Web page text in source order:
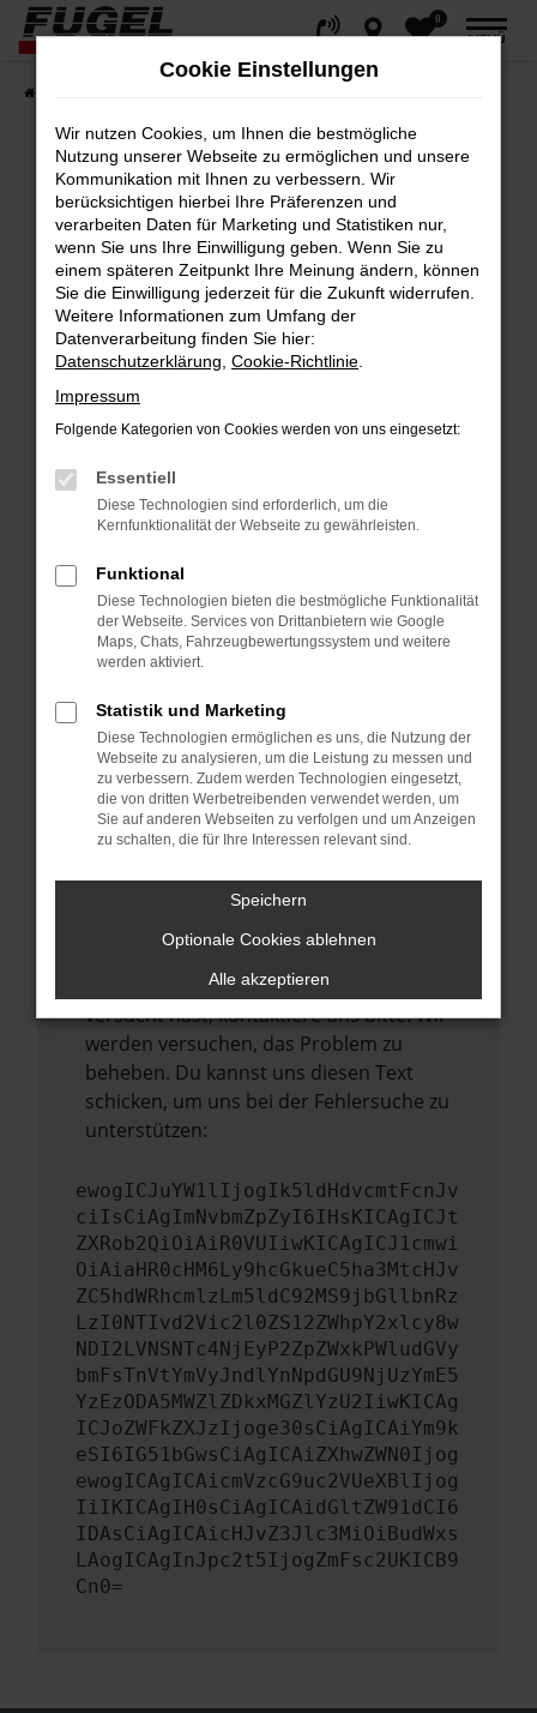
Zum
Hauptinhalt
springen
0
MENÜ
Fehler: Network Error
Beim Laden ist ein Fehler aufgetreten.
Hier sind ein paar Tipps, die dir helfen können:
Überprüfe deine Firewall und deine
Internetverbindung.
Laden andere Webseiten, zum Beispiel
deine Suchmaschine?
Prüfe deine Browsererweiterungen.
Manche Erweiterungen, wie Werbeblocker,
können das Laden bestimmter Seiten
anderen Browser oder in einem privaten
Fenster?
Starte dein Gerät neu.
vorübergehende Probleme zu beheben.
Stelle sicher, dass dein Browser und dein
Betriebssystem auf dem neuesten Stand
sind.
Veraltete Software birgt nicht nur ein
führen, dass bestimmte Funktionen nicht
Wende dich an den Webseitenbetreiber.
Wenn du alle oben genannten Schritte
versucht hast, kontaktiere uns bitte. Wir
werden versuchen, das Problem zu
beheben. Du kannst uns diesen Text
schicken, um uns bei der Fehlersuche zu
unterstützen:
ewogICJuYW1lIjogIk5ldHdvcmtFcnJv
ciIsCiAgImNvbmZpZyI6IHsKICAgICJt
ZXRob2QiOiAiR0VUIiwKICAgICJ1cmwi
OiAiaHR0cHM6Ly9hcGkueC5ha3MtcHJv
ZC5hdWRhcmlzLm5ldC92MS9jbGllbnRz
LzI0NTIvd2Vic2l0ZS12ZWhpY2xlcy8w
NDI2LVNSNTc4NjEyP2ZpZWxkPWludGVy
bmFsTnVtYmVyJndlYnNpdGU9NjUzYmE5
YzEzODA5MWZlZDkxMGZlYzU2IiwKICAg
ICJoZWFkZXJzIjoge30sCiAgICAiYm9k
eSI6IG51bGwsCiAgICAiZXhwZWN0Ijog
ewogICAgICAicmVzcG9uc2VUeXBlIjog
IiIKICAgIH0sCiAgICAidGltZW91dCI6
IDAsCiAgICAicHJvZ3Jlc3MiOiBudWxs
LAogICAgInJpc2t5IjogZmFsc2UKICB9
Cn0=
Cookie Einstellungen
Wir nutzen Cookies, um Ihnen die bestmögliche
Nutzung unserer Webseite zu ermöglichen und unsere
Kommunikation mit Ihnen zu verbessern. Wir
berücksichtigen hierbei Ihre Präferenzen und
verarbeiten Daten für Marketing und Statistiken nur,
wenn Sie uns Ihre Einwilligung geben. Wenn Sie zu
einem späteren Zeitpunkt Ihre Meinung ändern, können
Sie die Einwilligung jederzeit für die Zukunft widerrufen.
Weitere Informationen zum Umfang der
Datenverarbeitung finden Sie hier:
Datenschutzerklärung Cookie-Richtlinie
Impressum
Folgende Kategorien von Cookies werden von uns eingesetzt:
Essentiell
Diese Technologien sind erforderlich, um die
Kernfunktionalität der Webseite zu gewährleisten.
Funktional
Diese Technologien bieten die bestmögliche Funktionalität
der Webseite. Services von Drittanbietern wie Google
Maps, Chats, Fahrzeugbewertungssystem und weitere
werden aktiviert.
Statistik und Marketing
Diese Technologien ermöglichen es uns, die Nutzung der
Webseite zu analysieren, um die Leistung zu messen und
zu verbessern. Zudem werden Technologien eingesetzt,
die von dritten Werbetreibenden verwendet werden, um
Sie auf anderen Webseiten zu verfolgen und um Anzeigen
zu schalten, die für Ihre Interessen relevant sind.
Speichern
Optionale Cookies ablehnen
Alle akzeptieren